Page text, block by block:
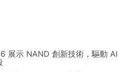
展示 NAND 創新技術，驅動 AI